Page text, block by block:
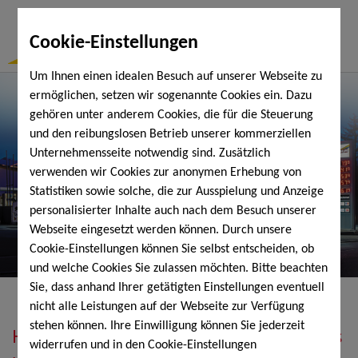
Cookie-Einstellungen
Um Ihnen einen idealen Besuch auf unserer Webseite zu
ermöglichen, setzen wir sogenannte Cookies ein. Dazu
gehören unter anderem Cookies, die für die Steuerung
und den reibungslosen Betrieb unserer kommerziellen
Unternehmensseite notwendig sind. Zusätzlich
verwenden wir Cookies zur anonymen Erhebung von
Statistiken sowie solche, die zur Ausspielung und Anzeige
personalisierter Inhalte auch nach dem Besuch unserer
Webseite eingesetzt werden können. Durch unsere
Cookie-Einstellungen können Sie selbst entscheiden, ob
und welche Cookies Sie zulassen möchten. Bitte beachten
Sie, dass anhand Ihrer getätigten Einstellungen eventuell
nicht alle Leistungen auf der Webseite zur Verfügung
stehen können. Ihre Einwilligung können Sie jederzeit
widerrufen und in den Cookie-Einstellungen
Heizöl, Diesel, Schmierstoffe, Holzpellets